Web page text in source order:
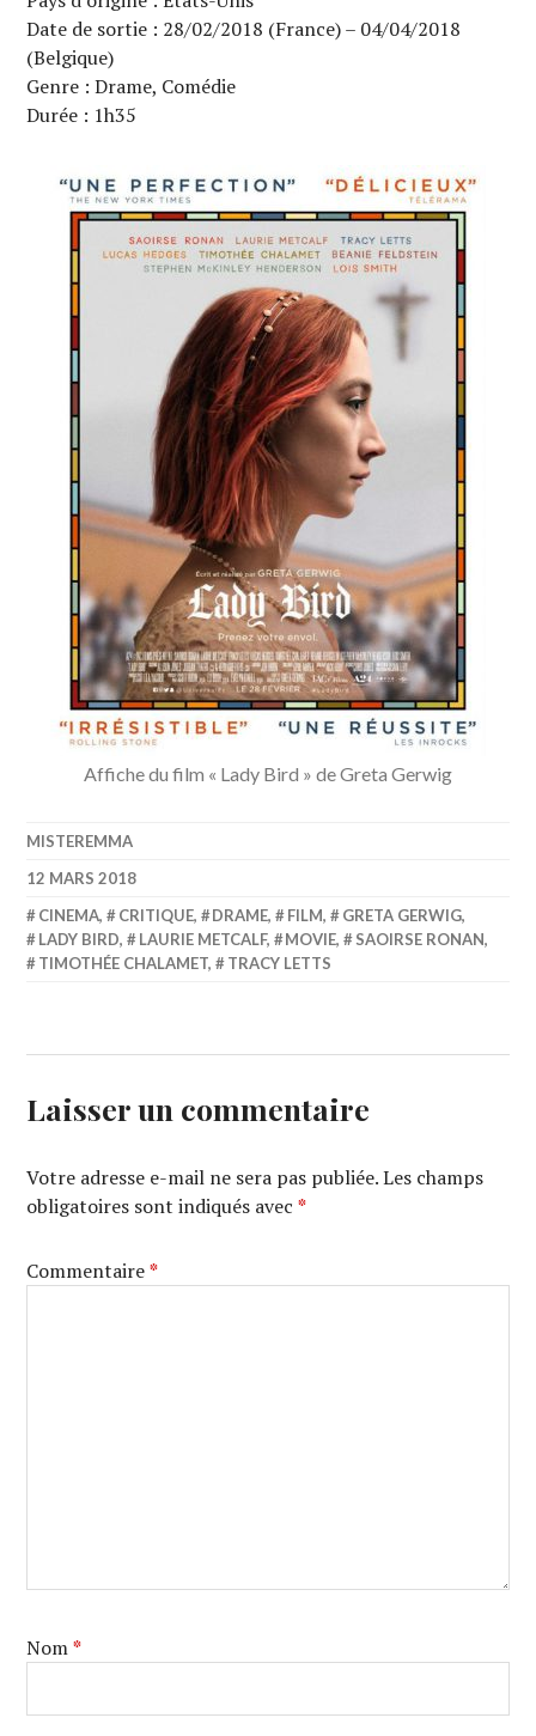
Date de sortie : 28/02/2018 (France) – 04/04/2018
(Belgique)
Genre : Drame, Comédie
Durée : 1h35
Affiche du film « Lady Bird » de Greta Gerwig
MISTEREMMA
12 MARS 2018
CINEMA, CRITIQUE, DRAME, FILM, GRETA GERWIG,
LADY BIRD, LAURIE METCALF, MOVIE, SAOIRSE RONAN,
TIMOTHÉE CHALAMET, TRACY LETTS
Laisser un commentaire
Votre adresse e-mail ne sera pas publiée. Les champs
obligatoires sont indiqués avec*
Commentaire*
Nom*